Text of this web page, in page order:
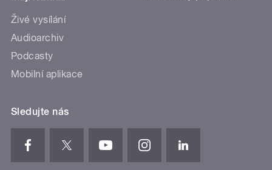
Živé vysílání
Audioarchiv
Podcasty
Mobilní aplikace
Sledujte nás